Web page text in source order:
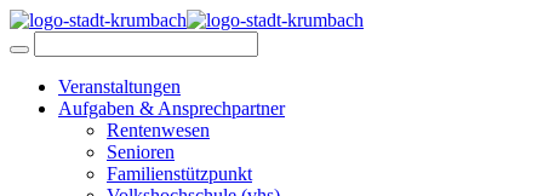
Veranstaltungen
Aufgaben & Ansprechpartner
Rentenwesen
Senioren
Familienstützpunkt